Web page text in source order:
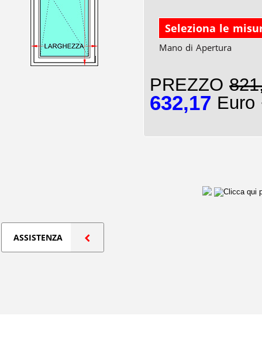
Seleziona le
Mano di Apertura
PREZZO
632,17 Euro
ASSISTENZA